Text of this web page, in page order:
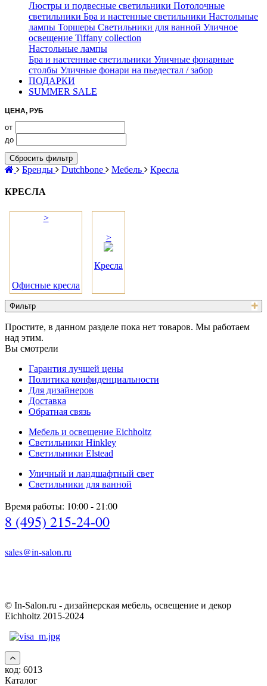
Люстры и подвесные светильники Потолочные
светильники Бра и настенные светильники Настольные
лампы Торшеры Светильники для ванной Уличное
освещение Tiffany collection
Настольные лампы
Бра и настенные светильники Уличные фонарные
столбы Уличные фонари на пьедестал / забор
ПОДАРКИ
SUMMER SALE
ЦЕНА, РУБ
от
до
Сбросить фильтр
Бренды Dutchbone Мебель Кресла
КРЕСЛА
>
Офисные кресла
>
Кресла
Фильтр
Простите, в данном разделе пока нет товаров. Мы работаем
над этим.
Вы смотрели
Гарантия лучшей цены
Политика конфиденциальности
Для дизайнеров
Доставка
Обратная связь
Мебель и освещение Eichholtz
Светильники Hinkley
Светильники Elstead
Уличный и ландшафтный свет
Светильники для ванной
Время работы: 10:00 - 21:00
8 (495) 215-24-00
sales@in-salon.ru
© In-Salon.ru - дизайнерская мебель, освещение и декор
Eichholtz 2015-2024
код: 6013
Каталог